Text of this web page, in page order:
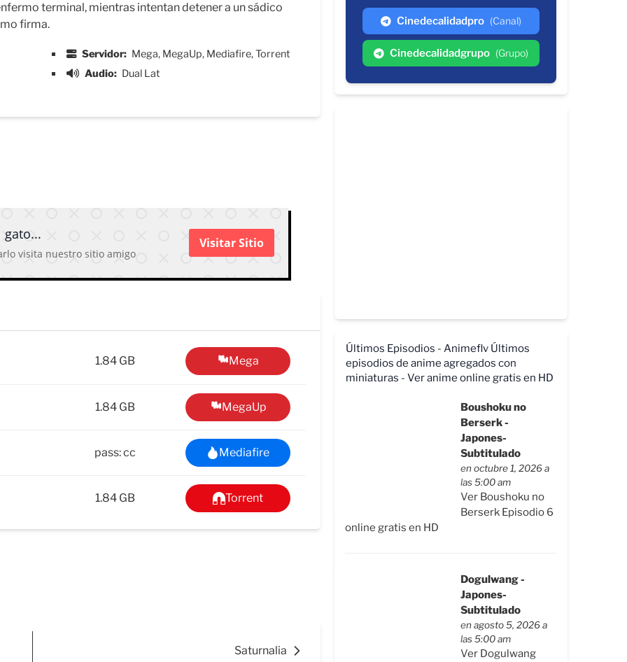
terminal, mientras intentan detener a un sádico
firma.
Servidor: Mega, MegaUp, Mediafire, Torrent
Audio: Dual Lat
gato...
visita nuestro sitio amigo
Visitar Sitio
1.84 GB Mega
1.84 GB MegaUp
pass: cc Mediafire
1.84 GB Torrent
Saturnalia
Cinedecalidadpro (Canal)
Cinedecalidadgrupo (Grupo)
Últimos Episodios - Animeflv Últimos
episodios de anime agregados con
miniaturas - Ver anime online gratis en HD
Boushoku no
Berserk -
Japones-
Subtitulado
en octubre 1, 2026 a
las 5:00 am
Ver Boushoku no
Berserk Episodio 6
online gratis en HD
Dogulwang -
Japones-
Subtitulado
en agosto 5, 2026 a
las 5:00 am
Ver Dogulwang